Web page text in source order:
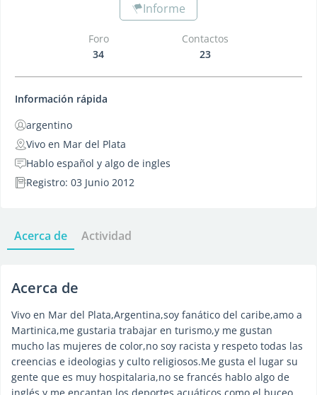
Informe
Foro
34
Contactos
23
Información rápida
argentino
Vivo en Mar del Plata
Hablo español y algo de ingles
Registro: 03 Junio 2012
Acerca de Actividad
Acerca de
Vivo en Mar del Plata,Argentina,soy fanático del caribe,amo a
Martinica,me gustaria trabajar en turismo,y me gustan
mucho las mujeres de color,no soy racista y respeto todas las
creencias e ideologias y culto religiosos.Me gusta el lugar su
gente que es muy hospitalaria,no se francés hablo algo de